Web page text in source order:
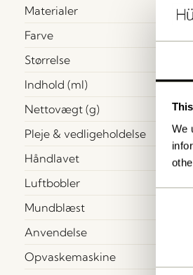
We
Materialer
Farve
Størrelse
Indhold (ml)
Nettovægt (g)
Pleje & vedligeholdelse
Håndlavet
Luftbobler
Mundblæst
Anvendelse
Opvaskemaskine